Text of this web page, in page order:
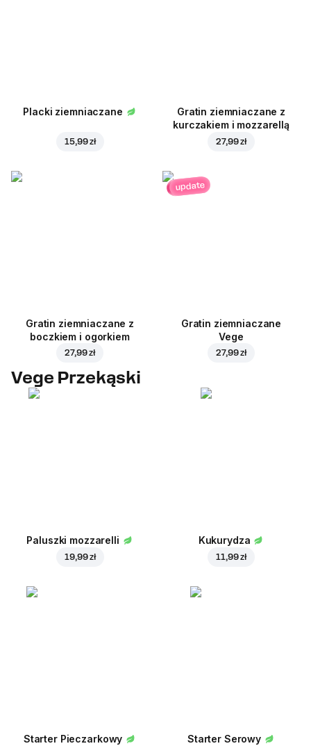
Placki ziemniaczane
15,99 zł
Gratin ziemniaczane z
kurczakiem i mozzarellą
27,99 zł
Gratin ziemniaczane z
boczkiem i ogorkiem
27,99 zł
update
Gratin ziemniaczane
Vege
27,99 zł
Vege Przekąski
Paluszki mozzarelli
19,99 zł
Kukurydza
11,99 zł
Starter Pieczarkowy Starter Serowy